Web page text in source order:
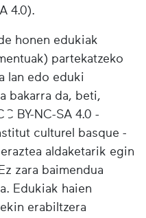
4.0).
honen edukiak
partekatzeko
lan edo eduki
bakarra da, beti,
BY-NC-SA 4.0 -
culturel basque -
aldaketarik egin
zara baimendua
Edukiak haien
erabiltzera